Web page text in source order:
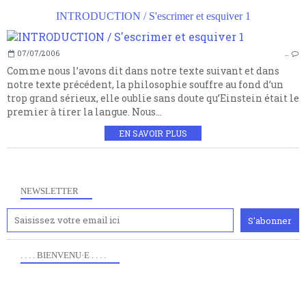
INTRODUCTION / S'escrimer et esquiver 1
07/07/2006 …
Comme nous l’avons dit dans notre texte suivant et dans
notre texte précédent, la philosophie souffre au fond d’un
trop grand sérieux, elle oublie sans doute qu’Einstein était le
premier à tirer la langue. Nous...
EN SAVOIR PLUS
NEWSLETTER
. . . . BIENVENU·E . . . .